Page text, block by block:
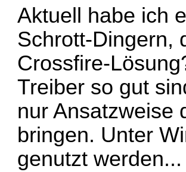
Aktuell habe ich
Schrott-Dingern,
Crossfire-
Treiber so gut
nur Ansatzweise
bringen. Unter
genutzt werden...